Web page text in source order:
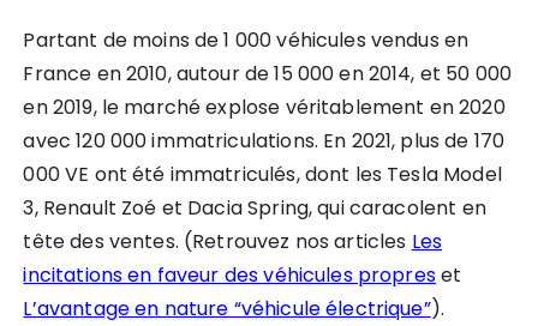
Partant de moins de 1 000 véhicules vendus en
France en 2010, autour de 15 000 en 2014, et 50 000
en 2019, le marché explose véritablement en 2020
avec 120 000 immatriculations. En 2021, plus de 170
000 VE ont été immatriculés, dont les Tesla Model
3, Renault Zoé et Dacia Spring, qui caracolent en
tête des ventes. (Retrouvez nos articles Les
incitations en faveur des véhicules propreset
L’avantage en nature “véhicule électrique”).